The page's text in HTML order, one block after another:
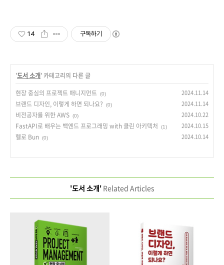
14 구독하기
'도서 소개' 카테고리의 다른 글
현장 중심의 프로젝트 매니지먼트
(0) 2024.11.14
브랜드 디자인, 이렇게 하면 되나요? (0) 2024.11.14
비전공자를 위한 AWS (0) 2024.10.22
FastAPI로 배우는 백엔드 프로그래밍 with 클린 아키텍처 (1) 2024.10.15
헬로 Bun (0) 2024.10.14
'도서 소개'Related Articles